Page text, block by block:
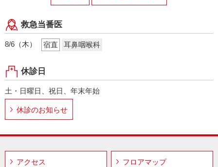
救急当番医
8/6（木） 宿直 耳鼻咽喉科
休診日
土・日曜日、祝日、年末年始
休診のお知らせ
アクセス フロアマップ